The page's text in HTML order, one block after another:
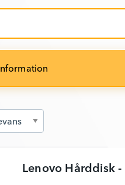
Information
Lenovo Hårddisk -